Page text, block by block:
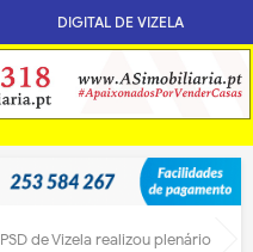
DIGITAL DE VIZELA
PSD de Vizela realizou plenário